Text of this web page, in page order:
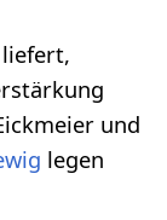
und
legen